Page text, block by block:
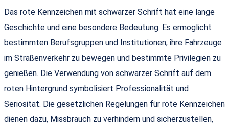
Das rote Kennzeichen mit schwarzer Schrift hat eine lange
Geschichte und eine besondere Bedeutung. Es ermöglicht
bestimmten Berufsgruppen und Institutionen, ihre Fahrzeuge
im Straßenverkehr zu bewegen und bestimmte Privilegien zu
genießen. Die Verwendung von schwarzer Schrift auf dem
roten Hintergrund symbolisiert Professionalität und
Seriosität. Die gesetzlichen Regelungen für rote Kennzeichen
dienen dazu, Missbrauch zu verhindern und sicherzustellen,